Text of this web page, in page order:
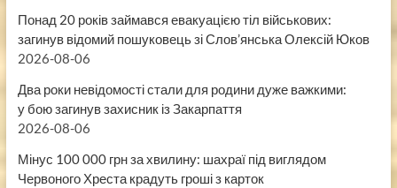
Понад 20 років займався евакуацією тіл військових:
загинув відомий пошуковець зі Слов’янська Олексій Юков
2026-08-06
Два роки невідомості стали для родини дуже важкими:
у бою загинув захисник із Закарпаття
2026-08-06
Мінус 100 000 грн за хвилину: шахраї під виглядом
Червоного Хреста крадуть гроші з карток